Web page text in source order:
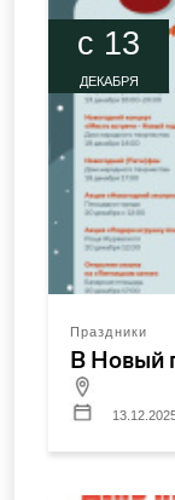
c 13
ДЕКАБРЯ
Праздники
В Новый